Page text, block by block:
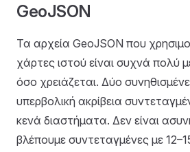
GeoJSON
Τα αρχεία GeoJSON που
χάρτες ιστού είναι συχνά πολύ
όσο χρειάζεται. Δύο
υπερβολική ακρίβεια
κενά διαστήματα. Δεν είναι
βλέπουμε συντεταγμένες με